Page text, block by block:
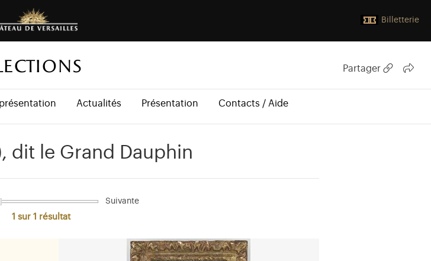
Billetterie
Partager
présentation Actualités Présentation Contacts / Aide
dit le Grand Dauphin
Suivante
1 sur 1 résultat